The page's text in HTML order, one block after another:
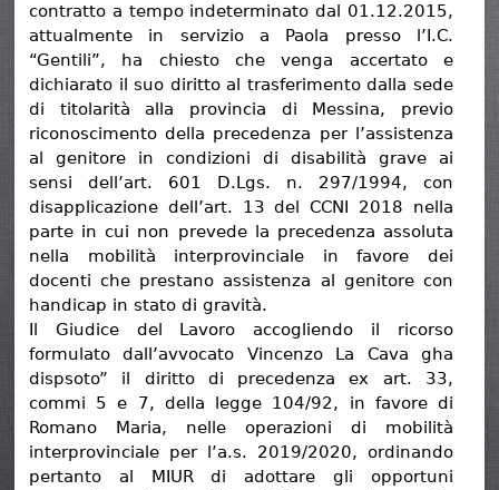
contratto a tempo indeterminato dal 01.12.2015,
attualmente in servizio a Paola presso l’I.C.
“Gentili”, ha chiesto che venga accertato e
dichiarato il suo diritto al trasferimento dalla sede
di titolarità alla provincia di Messina, previo
riconoscimento della precedenza per l’assistenza
al genitore in condizioni di disabilità grave ai
sensi dell’art. 601 D.Lgs. n. 297/1994, con
disapplicazione dell’art. 13 del CCNI 2018 nella
parte in cui non prevede la precedenza assoluta
nella mobilità interprovinciale in favore dei
docenti che prestano assistenza al genitore con
handicap in stato di gravità.
Il Giudice del Lavoro accogliendo il ricorso
formulato dall’avvocato Vincenzo La Cava gha
dispsoto” il diritto di precedenza ex art. 33,
commi 5 e 7, della legge 104/92, in favore di
Romano Maria, nelle operazioni di mobilità
interprovinciale per l’a.s. 2019/2020, ordinando
pertanto al MIUR di adottare gli opportuni